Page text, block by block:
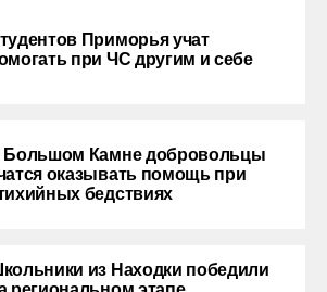
Приморья учат
при ЧС другим и себе
Камне добровольцы
оказывать помощь при
бедствиях
из Находки победили